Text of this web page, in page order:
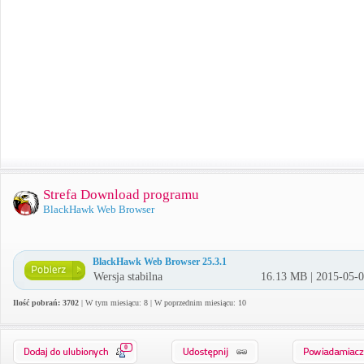
Strefa Download programu
BlackHawk Web Browser
BlackHawk Web Browser 25.3.1
Wersja stabilna 16.13 MB | 2015-05-
Ilość pobrań: 3702 | W tym miesiącu: 8 | W poprzednim miesiącu: 10
0